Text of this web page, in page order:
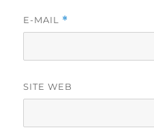
E-MAIL *
SITE WEB